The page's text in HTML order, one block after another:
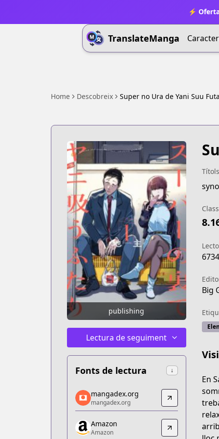
⚡
TranslateManga
Home Descobreix Super no Ura de Yani Suu
publishing
Lectura de seguiment
Fonts de lectura ↓
mangadex.org
mangadex.org
https://mangadex.org/title/baa95345-
Amazon
mangadex.org
mangadex.org
Amazon
Amazon
Big
En